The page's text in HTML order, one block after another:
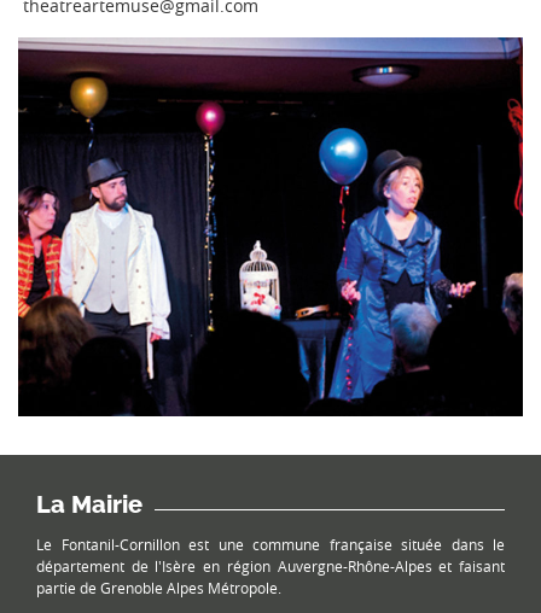
theatreartemuse@gmail.com
La Mairie
Le Fontanil-Cornillon est une commune française située dans le
département de l'Isère en région Auvergne-Rhône-Alpes et faisant
partie de Grenoble Alpes Métropole.